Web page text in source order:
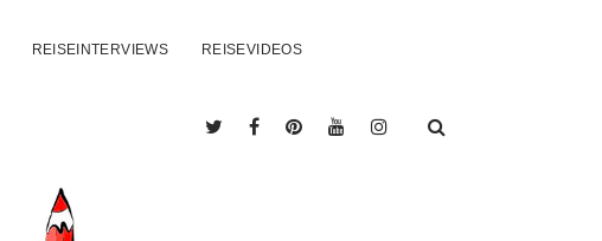
REISEINTERVIEWS REISEVIDEOS
twitterfacebookpinterestyoutubeinstagram